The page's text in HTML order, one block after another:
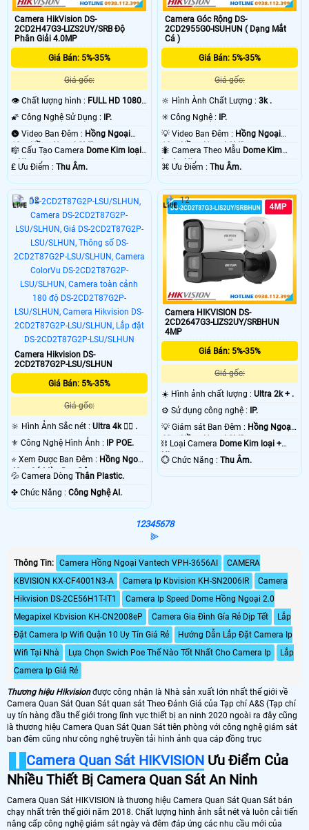
Camera HikVision DS-
2CD2H47G3-LIZS2UY/SRB Độ
Phân Giải 4.0MP
Giá Bán: 5%-35%
Giá gốc:
👁 Chất lượng hình : FULL HD 1080P
🌠 Công Nghệ Sử Dụng :
IP.
🌚 Video Ban Đêm : Hồng Ngoại
10m Hồng Ngoại SMD.
🎼️ Cấu Tạo Camera Dome Kim loại
+ Nhựa.
️₤ Ưu Điểm : Thu Âm.
Camera Góc Rộng DS-
2CD2955G0-ISUHUN ( Dạng Mắt
Cá )
Giá Bán: 5%-35%
Giá gốc:
🔆 Hình Ành Chất Lượng :3k .
✳️ Công Nghệ :
IP.
💡 Video Ban Đêm : Hồng Ngoại
10m Hồng Ngoại SMD.
🐜 Camera Theo Mẫu Dome Kim
loại + Nhựa. ️⌘ Ưu Điểm :Thu Âm.
Camera Hikvision DS-
2CD2T87G2P-LSU/SLHUN
Giá Bán: 5%-35%
Giá gốc:
🔆 Hình Ảnh Sắc nét : Ultra 4k 👍🏾 .
⚜️ Công Nghệ Hình Ảnh :
IP POE.
⭐ Xem Được Ban Đêm : Hồng Ngoại
40m Có Màu Ban Ðêm.
💦 Camera Dòng Thân Plastic.
️✤ Chức Năng : Công Nghệ AI.
12
Camera HIKVISION DS-
2CD2647G3-LIZS2UY/SRBHUN
4MP
Giá Bán: 5%-35%
Giá gốc:
☀️ Hình ảnh chất lượng :Ultra 2k + .
⚙ Sử dụng công nghệ : IP.
💡 Giám sát Ban Đêm : Hồng Ngoại
60m Hồng Ngoại SMD.
⛓ Loại Camera Dome Kim loại +
Nhựa.
️💮 Chức Năng :Thu Âm.
12
12345678
⫸
Thông Tin: Camera Hồng Ngoại Vantech VPH-3656AI
CAMERA
KBVISION KX-CF4001N3-A
Camera Ip Kbvision KH-SN2006IR
Camera
Hikvision DS-2CE56H1T-IT1
Camera Ip Speed Dome Hồng Ngoại 2.0
Megapixel Kbvision KH-CN2008eP
Camera Gia Đình Gía Rẻ Dịp Tết
Lắp
Đặt Camera Ip Wifi Quận 10 Uy Tín Giá Rẻ
Hướng Dẫn Lắp Đặt Camera Ip
Wifi Tại Nhà
Lựa Chọn Swich Poe Thế Nào Tốt Nhất Cho Camera Ip
Lắp
Camera Ip Giá Rẻ
Thương hiệu Hikvisionđược công nhận là Nhà sản xuất lớn nhất thế giới về
Camera Quan Sát Quan Sát quan sát Theo Đánh Giá của Tạp chí A&S (Tạp chí
uy tín hàng đầu thế giới trong lĩnh vực thiết bị an ninh 2020 ngoài ra đây cũng
là thương hiệu Camera Quan Sát Quan Sát tiên phòng với công nghệ giám sát
ban đêm cũng như công nghệ truyền tải hình ảnh qua cáp đồng trục
Camera Quan Sát HIKVISION Ưu Điểm Của
Nhiều Thiết Bị Camera Quan Sát An Ninh
Camera Quan Sát HlKVISION là thương hiệu Camera Quan Sát Quan Sát bán
chạy nhất trên thế giới năm 2018. Chất lượng hình ảnh sắt nét và luôn cải tiến
nâng cấp công nghệ giám sát ngày và đêm đáp ứng các nhu cầu mới của